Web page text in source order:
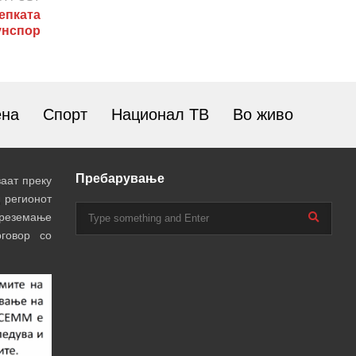
Спорт Национал ТВ Во живо
преку
со
Пребарување